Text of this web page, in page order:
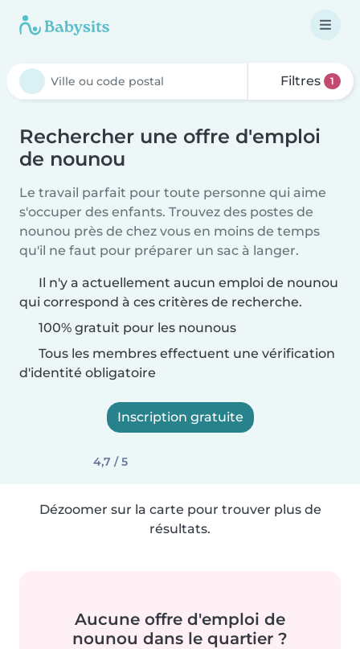
Filtres 1
Rechercher une offre d'emploi
de nounou
Le travail parfait pour toute personne qui aime
s'occuper des enfants. Trouvez des postes de
nounou près de chez vous en moins de temps
qu'il ne faut pour préparer un sac à langer.
Il n'y a actuellement aucun emploi de nounou
qui correspond à ces critères de recherche.
100% gratuit pour les nounous
Tous les membres effectuent une vérification
d'identité obligatoire
Inscription gratuite
4,7 / 5
Dézoomer sur la carte pour trouver plus de
résultats.
Aucune offre d'emploi de
nounou dans le quartier ?